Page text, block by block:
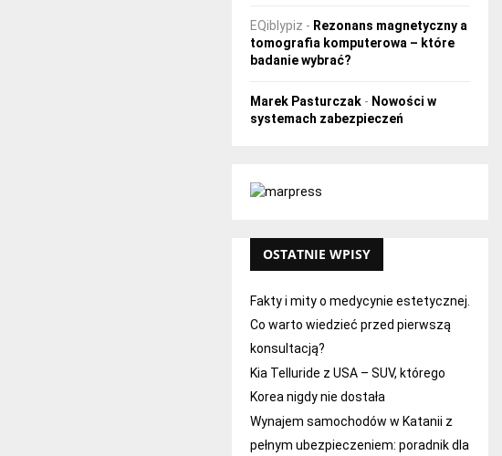
EQiblypiz - Rezonans magnetyczny a
tomografia komputerowa – które
badanie wybrać?
Marek Pasturczak- Nowości w
systemach zabezpieczeń
OSTATNIE WPISY
Fakty i mity o medycynie estetycznej.
Co warto wiedzieć przed pierwszą
konsultacją?
Kia Telluride z USA – SUV, którego
Korea nigdy nie dostała
Wynajem samochodów w Katanii z
pełnym ubezpieczeniem: poradnik dla